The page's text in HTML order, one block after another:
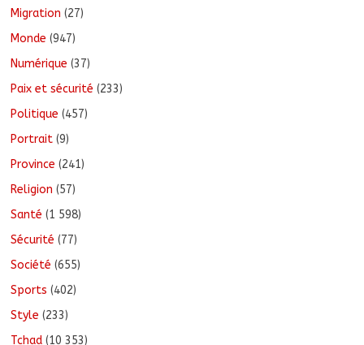
Migration (27)
Monde (947)
Numérique (37)
Paix et sécurité (233)
Politique (457)
Portrait (9)
Province (241)
Religion (57)
Santé (1 598)
Sécurité (77)
Société (655)
Sports (402)
Style (233)
Tchad (10 353)